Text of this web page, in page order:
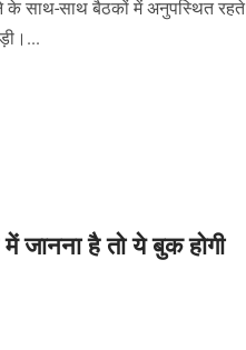
के साथ-साथ बैठकों में अनुपस्थित रहते
जानना है तो ये बुक होगी